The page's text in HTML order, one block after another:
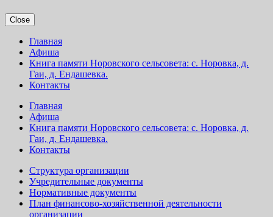
Close
Главная
Афиша
Книга памяти Норовского сельсовета: с. Норовка, д.
Гаи, д. Ендашевка.
Контакты
Главная
Афиша
Книга памяти Норовского сельсовета: с. Норовка, д.
Гаи, д. Ендашевка.
Контакты
Структура организации
Учредительные документы
Нормативные документы
План финансово-хозяйственной деятельности
организации